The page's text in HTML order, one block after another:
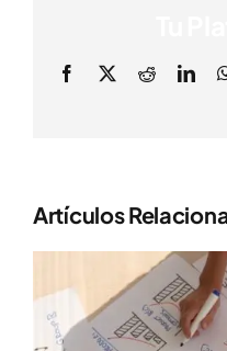
Facebook
X Reddit
Artículos